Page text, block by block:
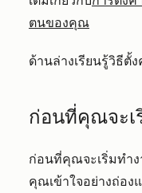
ตนของคุณ
ด้านล่างเรียนรู้วิธีตั้
ก่อนที่คุณจะเ
ก่อนที่คุณจะเริ่มทำง
คุณเข้าใจอย่างถ่อง